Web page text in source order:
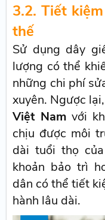
3.2. Tiết
thế
Sử dụng dây
lượng có thể
những chi phí
xuyên. Ngược
Việt Namvới
chịu được môi
dài tuổi thọ
khoản bảo trì
dân có thể tiết
hành lâu dài.